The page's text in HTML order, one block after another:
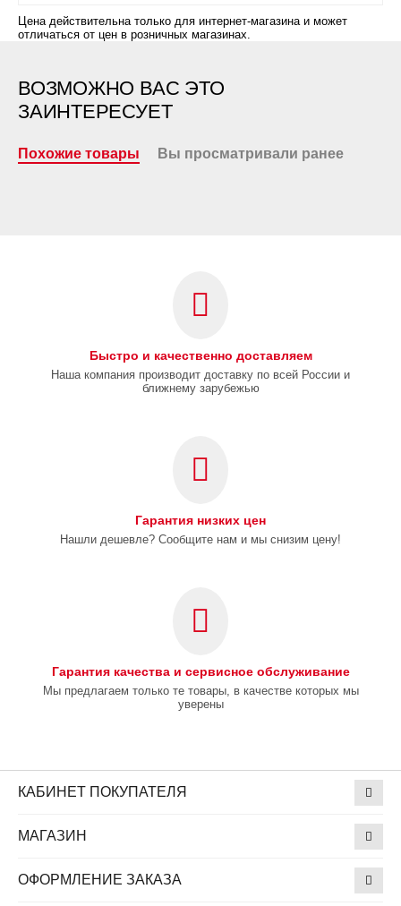
Цена действительна только для интернет-магазина и может
отличаться от цен в розничных магазинах.
ВОЗМОЖНО ВАС ЭТО
ЗАИНТЕРЕСУЕТ
Похожие товары Вы просматривали ранее
Быстро и качественно доставляем
Наша компания производит доставку по всей России и
ближнему зарубежью
Гарантия низких цен
Нашли дешевле? Сообщите нам и мы снизим цену!
Гарантия качества и сервисное обслуживание
Мы предлагаем только те товары, в качестве которых мы
уверены
КАБИНЕТ ПОКУПАТЕЛЯ
МАГАЗИН
ОФОРМЛЕНИЕ ЗАКАЗА